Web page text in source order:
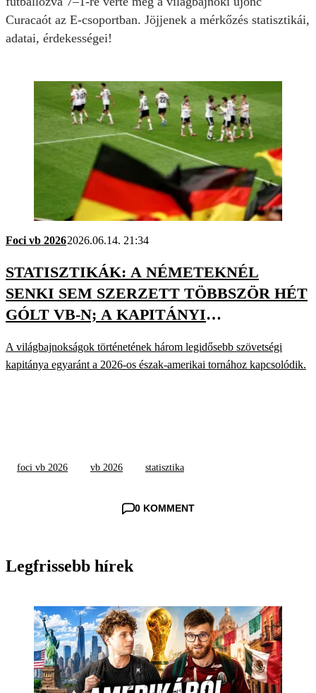
Curacaót az E-csoportban. Jöjjenek a mérkőzés statisztikái,
adatai, érdekességei!
Foci vb 20262026.06.14. 21:34
STATISZTIKÁK: A NÉMETEKNÉL
SENKI SEM SZERZETT TÖBBSZÖR HÉT
GÓLT VB-N; A KAPITÁNYI
DŐLT MEG
A világbajnokságok történetének három legidősebb szövetségi
kapitánya egyaránt a 2026-os észak-amerikai tornához kapcsolódik.
foci vb 2026 vb 2026 statisztika
0 KOMMENT
Legfrissebb hírek